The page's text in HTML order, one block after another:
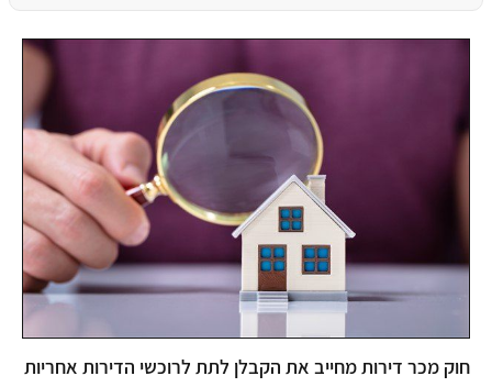
חוק מכר דירות מחייב את הקבלן לתת לרוכשי הדירות אחריות